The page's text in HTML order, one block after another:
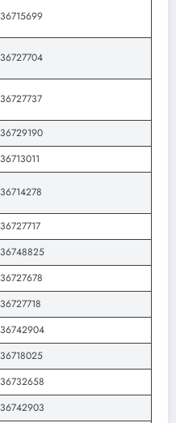
36715699
36727704
36727737
36729190
36713011
36714278
36727717
36748825
36727678
36727718
36742904
36718025
36732658
36742903